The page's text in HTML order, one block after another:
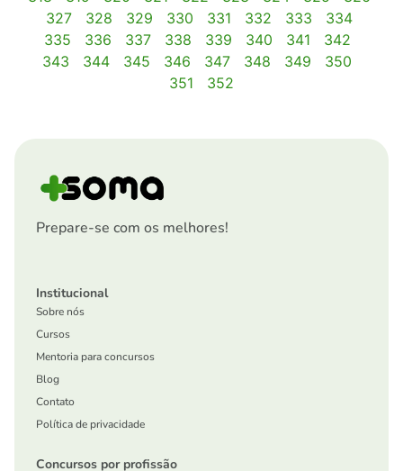
327
328 329 330 331 332 333
334
335
336 337 338 339 340 341
342
343
344 345 346 347 348 349
350
351
352
Prepare-se com os melhores!
Institucional
Sobre nós
Cursos
Mentoria para concursos
Blog
Contato
Política de privacidade
Concursos por profissão